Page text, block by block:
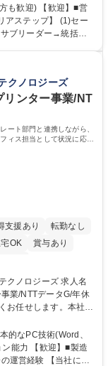
) ■商品のマスター登
務 ■契約書管理業務
も歓迎) 【歓迎】■営
ブリーダー→統括リ
ただき、会社として
クノロジーズ
リンター事業/NT
ート部門と連携しながら、
ィス担当として状況に応じ
支援あり
転勤なし
OK
賞与あり
ロジーズ 求人名
業/NTTデータG/年休
ではなく、社員や現
軟に対応いただくこ
業務のサポート■来
的なPC技術(Word、
能力 【歓迎】■製造
【当社につ